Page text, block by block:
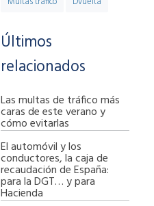
Últimos
relacionados
Las multas de tráfico más
caras de este verano y
cómo evitarlas
El automóvil y los
conductores, la caja de
recaudación de España:
para la DGT… y para
Hacienda